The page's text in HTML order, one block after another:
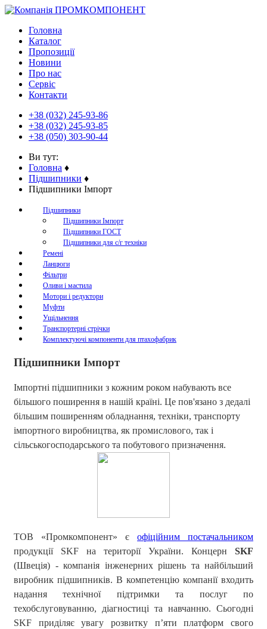
Головна
Каталог
Пропозиції
Новини
Про нас
Сервіс
Контакти
+38 (032) 245-93-86
+38 (032) 245-93-85
+38 (050) 303-90-44
Ви тут:
Головна ♦
Підшипники ♦
Підшипники Імпорт
Підшипники
Підшипники Імпорт
Підшипники ГОСТ
Підшипники для с/г техніки
Ремені
Ланцюги
Фільтри
Оливи і мастила
Мотори і редуктори
Муфти
Ущільнення
Транспортерні стрічки
Комплектуючі компоненти для птахофабрик
Підшипники Імпорт
Імпортні підшипники з кожним роком набувають все
більшого поширення в нашій країні. Це пов'язано з дедалі
більшим поширенням обладнання, техніки, транспорту
імпортного виробництва, як промислового, так і
сільськогосподарського та побутового призначення.
ТОВ «Промкомпонент» є офіційним постачальником
продукції SKF на території України. Концерн SKF
(Швеція) - компанія інженерних рішень та найбільший
виробник підшипників. В компетенцію компанії входить
надання технічної підтримки та послуг по
техобслуговуванню, діагностиці та навчанню. Сьогодні
SKF приділяє увагу розвитку п’яти платформ свого